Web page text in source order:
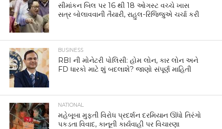
સીમાંકન બિલ પર 16 થી 18 ઓગસ્ટ વચ્ચે ખાસ
સત્ર બોલાવવાની તૈયારી, રાહુલ-રિજિજુએ ચર્ચા કરી
BUSINESS
RBI ની મોનેટરી પોલિસી: હોમ લોન, કાર લોન અને
FD ધારકો માટે શું બદલાશે? જાણો સંપૂર્ણ માહિતી
NATIONAL
મહેબૂબા મુફ્તી વિરોધ પ્રદર્શન દરમિયાન ઊંધો તિરંગો
પકડતા વિવાદ, કાનૂની કાર્યવાહી પર વિચારણા